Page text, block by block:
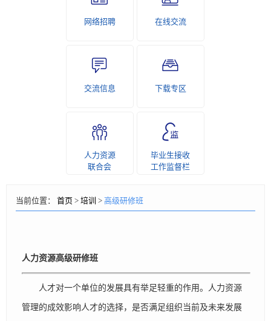
网络招聘 在线交流
交流信息 下载专区
人力资源
联合会
毕业生接收
工作监督栏
当前位置： 首页 > 培训 > 高级研修班
人力资源高级研修班
人才对一个单位的发展具有举足轻重的作用。人力资源
管理的成效影响人才的选择，是否满足组织当前及未来发展